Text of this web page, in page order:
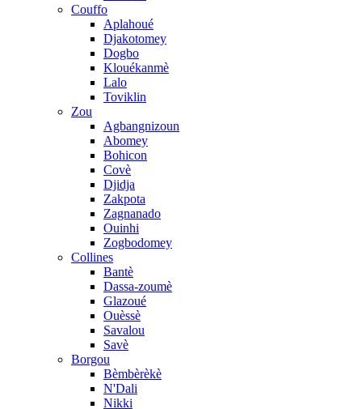
Couffo
Aplahoué
Djakotomey
Dogbo
Klouékanmè
Lalo
Toviklin
Zou
Agbangnizoun
Abomey
Bohicon
Covè
Djidja
Zakpota
Zagnanado
Ouinhi
Zogbodomey
Collines
Bantè
Dassa-zoumè
Glazoué
Ouèssè
Savalou
Savè
Borgou
Bèmbèrèkè
N'Dali
Nikki